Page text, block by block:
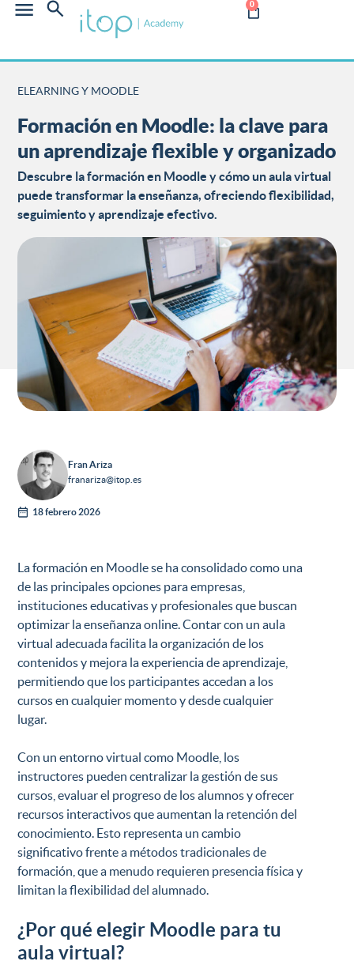
0
ELEARNING Y MOODLE
Formación en Moodle: la clave para
un aprendizaje flexible y organizado
Descubre la formación en Moodle y cómo un aula virtual
puede transformar la enseñanza, ofreciendo flexibilidad,
seguimiento y aprendizaje efectivo.
Fran Ariza
franariza@itop.es
18 febrero 2026
La formación en Moodle se ha consolidado como una
de las principales opciones para empresas,
instituciones educativas y profesionales que buscan
optimizar la enseñanza online. Contar con un aula
virtual adecuada facilita la organización de los
contenidos y mejora la experiencia de aprendizaje,
permitiendo que los participantes accedan a los
cursos en cualquier momento y desde cualquier
lugar.
Con un entorno virtual como Moodle, los
instructores pueden centralizar la gestión de sus
cursos, evaluar el progreso de los alumnos y ofrecer
recursos interactivos que aumentan la retención del
conocimiento. Esto representa un cambio
significativo frente a métodos tradicionales de
formación, que a menudo requieren presencia física y
limitan la flexibilidad del alumnado.
¿Por qué elegir Moodle para tu
aula virtual?